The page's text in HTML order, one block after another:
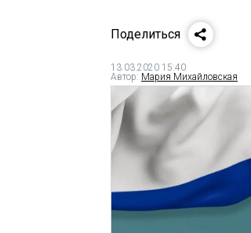
Поделиться
13.03.2020 15:40
Автор: Мария Михайловская